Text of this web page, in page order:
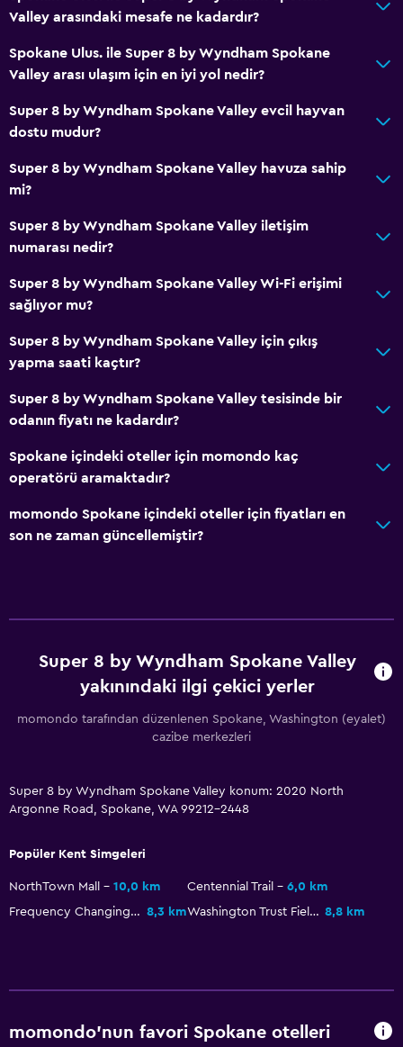
Tuvalet
Özel banyo
Restoranlar
Mikrodalga
Buzdolabı
Otomat (içecek)
Hizmetler ve kolaylıklar
İş merkezi
Toplantı/Resmi Yemek
Kayak ekipmanı kiralama (tesiste)
Hızlı çıkış
24 saat resepsiyon
Düz ekran TV
Jakuzi
Kapalı havuz
Kızak kayma
Aile odaları
Valley arasındaki mesafe ne kadardır?
Spokane Ulus. ile Super 8 by Wyndham Spokane
Valley arası ulaşım için en iyi yol nedir?
Super 8 by Wyndham Spokane Valley evcil hayvan
dostu mudur?
Super 8 by Wyndham Spokane Valley havuza sahip
mi?
Super 8 by Wyndham Spokane Valley iletişim
numarası nedir?
Super 8 by Wyndham Spokane Valley Wi-Fi erişimi
sağlıyor mu?
Super 8 by Wyndham Spokane Valley için çıkış
yapma saati kaçtır?
Super 8 by Wyndham Spokane Valley tesisinde bir
odanın fiyatı ne kadardır?
Spokane içindeki oteller için momondo kaç
operatörü aramaktadır?
momondo Spokane içindeki oteller için fiyatları en
son ne zaman güncellemiştir?
Super 8 by Wyndham Spokane Valley
yakınındaki ilgi çekici yerler
momondo tarafından düzenlenen Spokane, Washington (eyalet)
cazibe merkezleri
Super 8 by Wyndham Spokane Valley konum: 2020 North
Argonne Road, Spokane, WA 99212-2448
Popüler Kent Simgeleri
NorthTown Mall 10,0 km Centennial Trail
6,0 km
Frequency Changing Station 8,3 km Washington Trust Field and Patterson Baseball Complex 8,8 km
momondo'nun favori Spokane otelleri